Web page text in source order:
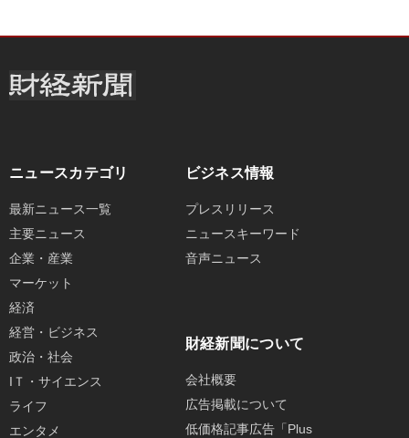
ニュースカテゴリ
最新ニュース一覧
主要ニュース
企業・産業
マーケット
経済
経営・ビジネス
政治・社会
IＴ・サイエンス
ライフ
エンタメ
ビジネス情報
プレスリリース
ニュースキーワード
音声ニュース
財経新聞について
会社概要
広告掲載について
低価格記事広告「Plus